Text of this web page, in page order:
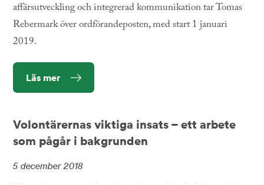
affärsutveckling och integrerad kommunikation tar Tomas
Rebermark över ordförandeposten, med start 1 januari
2019.
Läs mer
Volontärernas viktiga insats – ett arbete
som pågår i bakgrunden
5 december 2018